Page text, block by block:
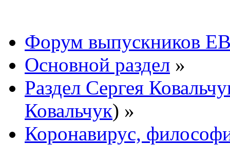
Форум выпускников
Основной раздел »
Раздел Сергея
Ковальчук) »
Коронавирус,